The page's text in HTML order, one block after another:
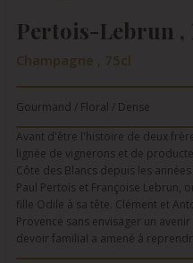
Pertois-Lebrun ,
Champagne , 75cl
Gourmand / Floral / Dense
Avant d'être l'histoire de deux
lignée de vignerons et de
Côte des Blancs depuis les
Paul Pertois et Françoise Lebrun,
fille Odile à sa tête. Clément et
Provence sans envisager un
devoir familial a amené à